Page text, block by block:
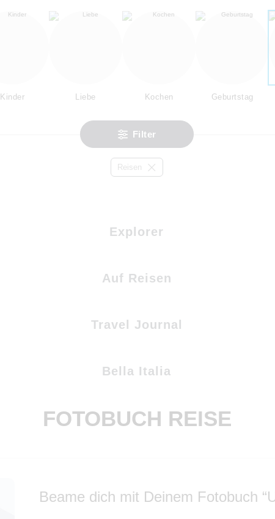
Kinder Liebe Kochen Geburtstag
Filter
Reisen
Explorer
Auf Reisen
Travel Journal
Bella Italia
FOTOBUCH REISE
Beame dich mit Deinem Fotobuch